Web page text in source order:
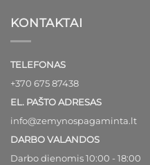
KONTAKTAI
TELEFONAS
+370 675 87438
EL. PAŠTO ADRESAS
info@zemynospagaminta.lt
DARBO VALANDOS
Darbo dienomis 10:00 - 18:00